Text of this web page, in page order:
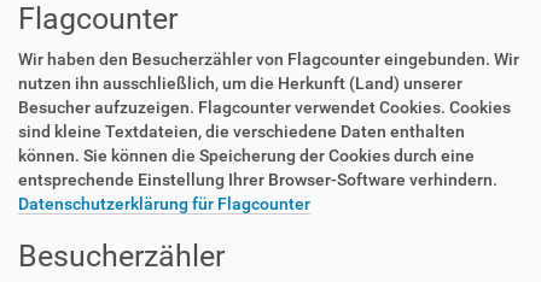
Flagcounter
Wir haben den Besucherzähler von Flagcounter eingebunden. Wir
nutzen ihn ausschließlich, um die Herkunft (Land) unserer
Besucher aufzuzeigen. Flagcounter verwendet Cookies. Cookies
sind kleine Textdateien, die verschiedene Daten enthalten
können. Sie können die Speicherung der Cookies durch eine
entsprechende Einstellung Ihrer Browser-Software verhindern.
Datenschutzerklärung für Flagcounter
Besucherzähler